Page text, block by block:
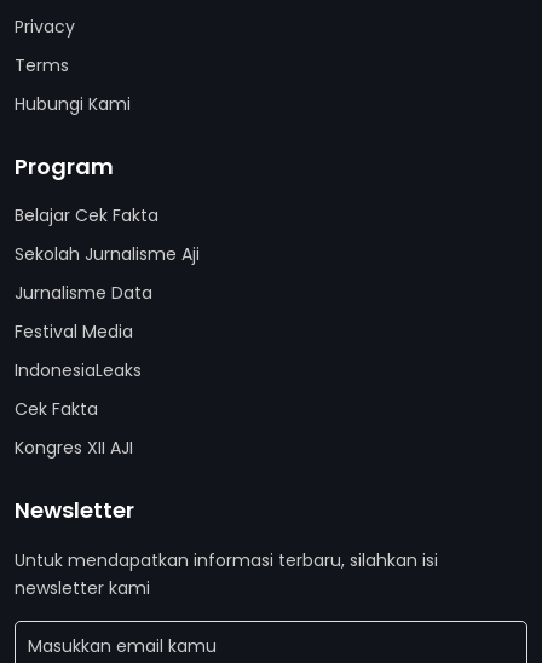
Privacy
Terms
Hubungi Kami
Program
Belajar Cek Fakta
Sekolah Jurnalisme Aji
Jurnalisme Data
Festival Media
IndonesiaLeaks
Cek Fakta
Kongres XII AJI
Newsletter
Untuk mendapatkan informasi terbaru, silahkan isi
newsletter kami